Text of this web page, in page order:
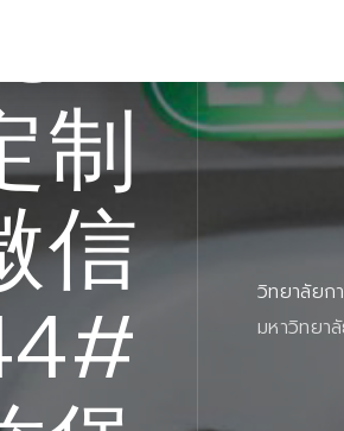
ง:
制
信
วิทยาลัยก
มหาวิทยา